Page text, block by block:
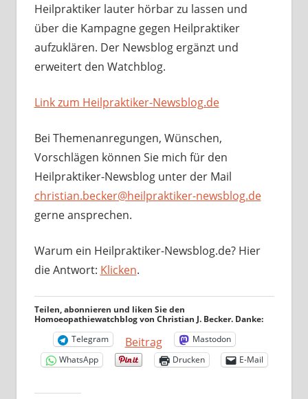
Heilpraktiker lauter hörbar zu lassen und
über die Kampagne gegen Heilpraktiker
aufzuklären. Der Newsblog ergänzt und
erweitert den Watchblog.
Link zum Heilpraktiker-Newsblog.de
Bei Themenanregungen, Wünschen,
Vorschlägen können Sie mich für den
Heilpraktiker-Newsblog unter der Mail
christian.becker@heilpraktiker-newsblog.de
gerne ansprechen.
Warum ein Heilpraktiker-Newsblog.de? Hier
die Antwort: Klicken.
Teilen, abonnieren und liken Sie den
Homoeopathiewatchblog von Christian J. Becker. Danke:
Telegram
Beitrag
Mastodon
WhatsApp
Drucken E-Mail